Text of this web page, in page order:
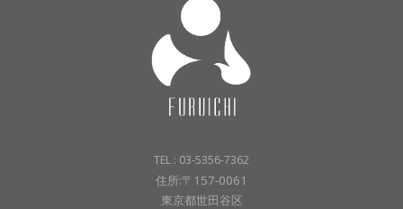
TEL : 03-5356-7362
住所:〒157-0061
東京都世田谷区